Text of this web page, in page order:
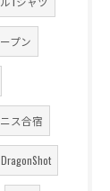
プン
ス合宿
DragonShot